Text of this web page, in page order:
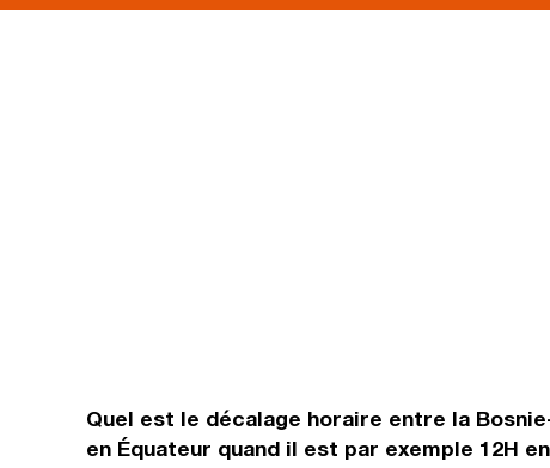
Quel est le décalage horaire entre la
en Équateur quand il est par exemple 12H